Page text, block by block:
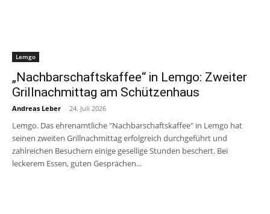
Lemgo
„Nachbarschaftskaffee“ in Lemgo: Zweiter
Grillnachmittag am Schützenhaus
Andreas Leber - 24. Juli 2026
Lemgo. Das ehrenamtliche "Nachbarschaftskaffee" in Lemgo hat
seinen zweiten Grillnachmittag erfolgreich durchgeführt und
zahlreichen Besuchern einige gesellige Stunden beschert. Bei
leckerem Essen, guten Gesprächen...